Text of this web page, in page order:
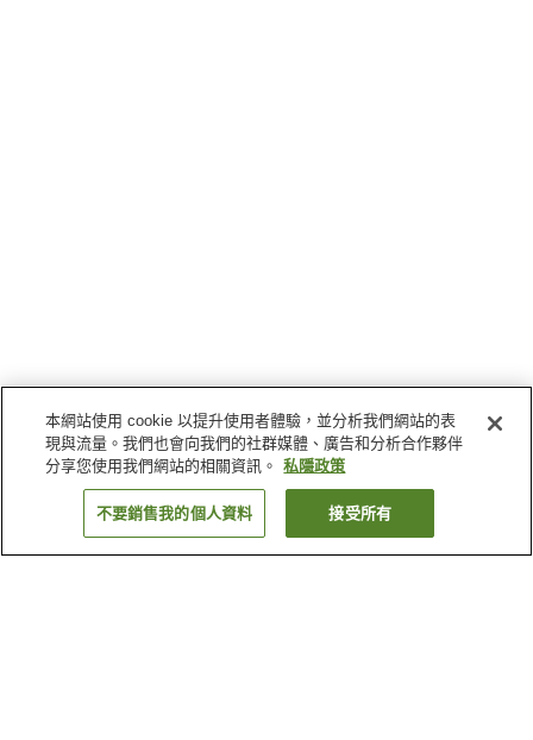
本網站使用 cookie 以提升使用者體驗，並分析我們網站的表
現與流量。我們也會向我們的社群媒體、廣告和分析合作夥伴
分享您使用我們網站的相關資訊。
私隱政策
不要銷售我的個人資料 接受所有